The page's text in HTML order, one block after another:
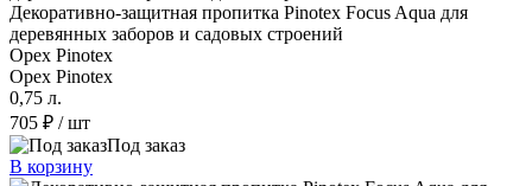
Декоративно-защитная пропитка Pinotex Focus Aqua для
деревянных заборов и садовых строений
Орех Pinotex
Орех Pinotex
0,75 л.
705 ₽ / шт
Под заказ
В корзину